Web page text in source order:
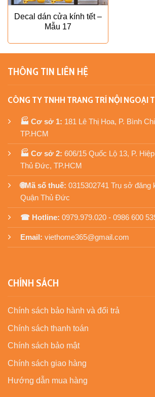
Decal dán cửa kính tết –
Mẫu 17
THÔNG TIN LIÊN HỆ
CÔNG TY TNHH TRANG TRÍ NỘI NGOẠI
🏭 Cơ sở 1: 181 Lê Thị Hoa, P. Bình
TP.HCM
🏭 Cơ sở 2: 606/15 Quốc Lộ 13, P.
Thủ Đức, TP.HCM
🌐Mã số thuế: 0315302741 Trụ sở đăng
Quận Thủ Đức
☎ Hotline: 0979.979.020 - 0986 600
Email: viethome365@gmail.com
CHÍNH SÁCH
Chính sách bảo hành và đổi trả
Chính sách thanh toán
Chính sách bảo mật
Chính sách giao hàng
Hướng dẫn mua hàng